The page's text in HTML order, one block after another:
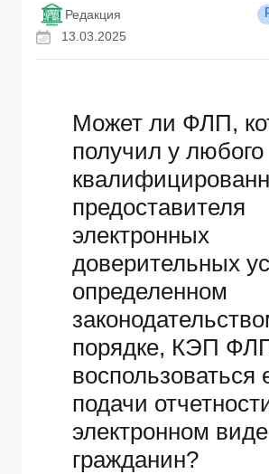
Редакция
13.03.2025
Может ли ФЛП,
получил у любого
предоставителя
электронных
доверительных
определенном
порядке, КЭП
воспользоваться
подачи
электронном
гражданин?